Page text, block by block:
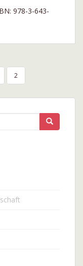
3-643-
2